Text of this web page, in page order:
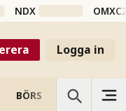
NDX
Logga in
BÖRS VETENSKAP